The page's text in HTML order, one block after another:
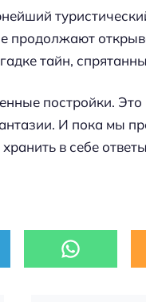
продолжают
тайн,
постройки.
И пока мы
в себе